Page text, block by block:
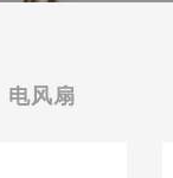
电风扇